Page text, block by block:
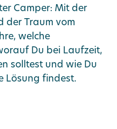
Camper: Mit der
der Traum vom
welche
Du bei Laufzeit,
solltest und wie Du
Lösung findest.